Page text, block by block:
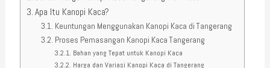
Apa Itu Kanopi Kaca?
Keuntungan Menggunakan Kanopi Kaca di Tangerang
Proses Pemasangan Kanopi Kaca Tangerang
Bahan yang Tepat untuk Kanopi Kaca
Harga dan Variasi Kanopi Kaca di Tangerang